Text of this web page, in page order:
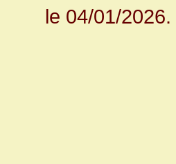
le 04/01/2026.